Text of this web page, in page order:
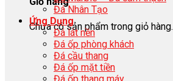
Chưa có sản phẩm trong giỏ hàng.
Đá Nhân Tạo
Ứng Dụng
Đá lát nền
Đá ốp phòng khách
Đá cầu thang
Đá ốp mặt tiền